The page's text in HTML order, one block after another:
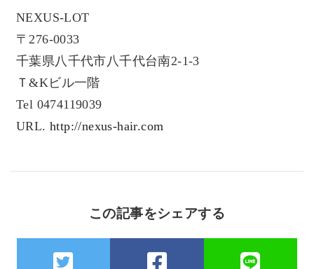
NEXUS-LOT
〒276-0033
千葉県八千代市八千代台南2-1-3
Ｔ&Kビル一階
Tel 0474119039
URL. http://nexus-hair.com
この記事をシェアする